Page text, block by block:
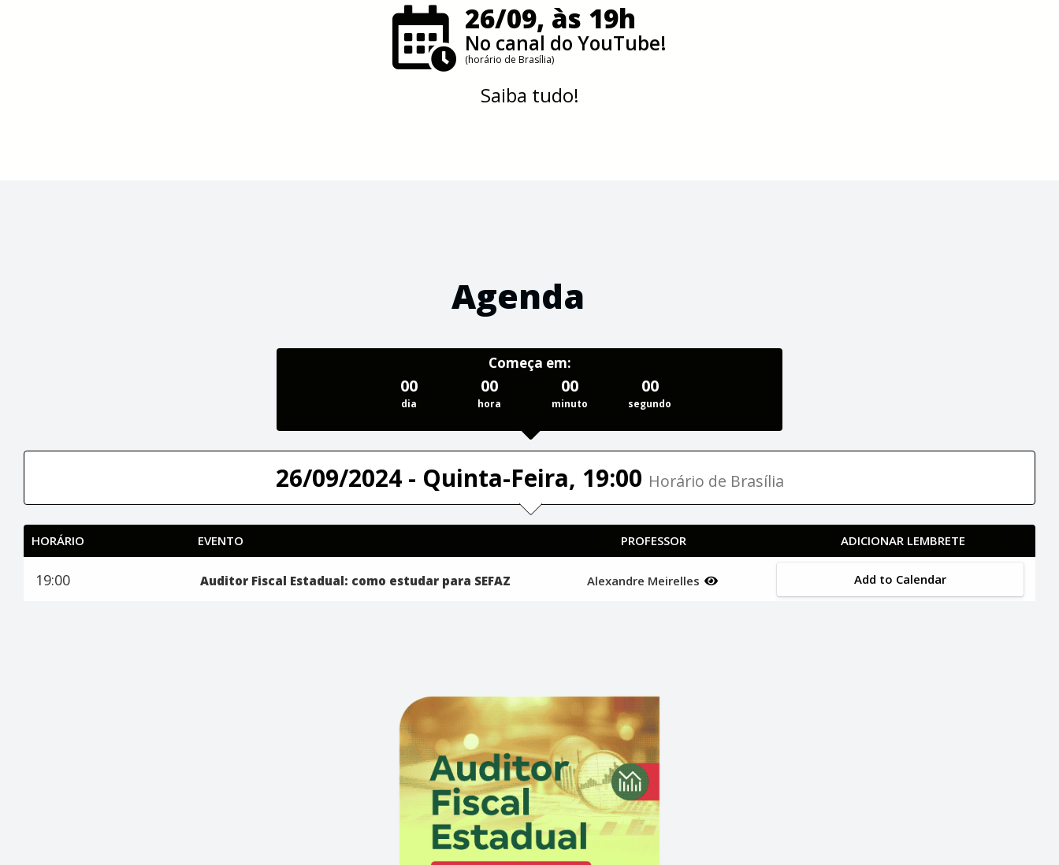
26/09, às 19h
No canal do YouTube!
(horário de Brasília)
Saiba tudo!
Agenda
Começa em:
00
dia
00
hora
00
minuto
00
segundo
26/09/2024 - Quinta-Feira, 19:00 Horário de Brasília
HORÁRIO EVENTO PROFESSOR ADICIONAR LEMBRETE
19:00 Auditor Fiscal Estadual: como estudar para SEFAZ Alexandre Meirelles Add to Calendar